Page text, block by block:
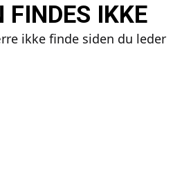
FINDES IKKE
ikke finde siden du leder